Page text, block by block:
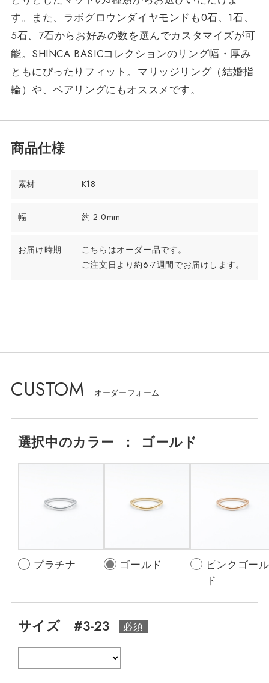
す。また、ラボグロウンダイヤモンドも0石、1石、
5石、7石からお好みの数を選んでカスタマイズが可
能。SHINCA BASICコレクションのリング幅・厚み
ともにぴったりフィット。マリッジリング（結婚指
輪）や、ペアリングにもオススメです。
素材 K18
幅 約 2.0mm
お届け時期
こちらはオーダー品です。
ご注文日より約6-7週間でお届けします。
CUSTOM
選択中のカラー ： ゴールド
プラチナ ゴールド
ピンクゴール
ド
サイズ #3-23